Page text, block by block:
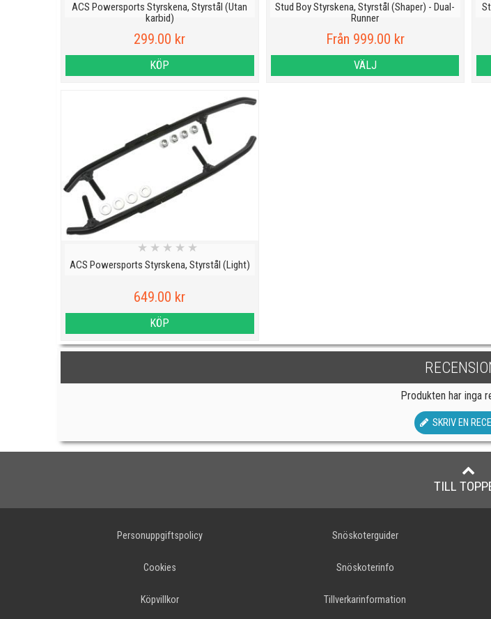
ACS Powersports Styrskena, Styrstål (Utan
karbid)
299.00 kr
KÖP
Stud Boy Styrskena, Styrstål (Shaper) - Dual-
Runner
Från 999.00 kr
VÄLJ
ACS Powersports Styrskena, Styrstål (Light)
★ ★ ★ ★ ★
649.00 kr
KÖP
Produkten har inga
SKRIV EN
TILL
Personuppgiftspolicy
Cookies
Köpvillkor
Snöskoterguider
Snöskoterinfo
Tillverkarinformation